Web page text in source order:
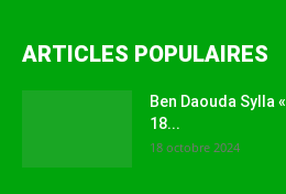
ARTICLES POPULAIRES
Ben Daouda Sylla
18...
18 octobre 2024